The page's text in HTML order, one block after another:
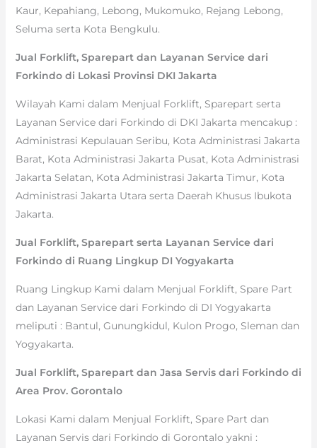
Kaur, Kepahiang, Lebong, Mukomuko, Rejang Lebong,
Seluma serta Kota Bengkulu.
Jual Forklift, Sparepart dan Layanan Service dari
Forkindo di Lokasi Provinsi DKI Jakarta
Wilayah Kami dalam Menjual Forklift, Sparepart serta
Layanan Service dari Forkindo di DKI Jakarta mencakup :
Administrasi Kepulauan Seribu, Kota Administrasi Jakarta
Barat, Kota Administrasi Jakarta Pusat, Kota Administrasi
Jakarta Selatan, Kota Administrasi Jakarta Timur, Kota
Administrasi Jakarta Utara serta Daerah Khusus Ibukota
Jakarta.
Jual Forklift, Sparepart serta Layanan Service dari
Forkindo di Ruang Lingkup DI Yogyakarta
Ruang Lingkup Kami dalam Menjual Forklift, Spare Part
dan Layanan Service dari Forkindo di DI Yogyakarta
meliputi : Bantul, Gunungkidul, Kulon Progo, Sleman dan
Yogyakarta.
Jual Forklift, Sparepart dan Jasa Servis dari Forkindo di
Area Prov. Gorontalo
Lokasi Kami dalam Menjual Forklift, Spare Part dan
Layanan Servis dari Forkindo di Gorontalo yakni :